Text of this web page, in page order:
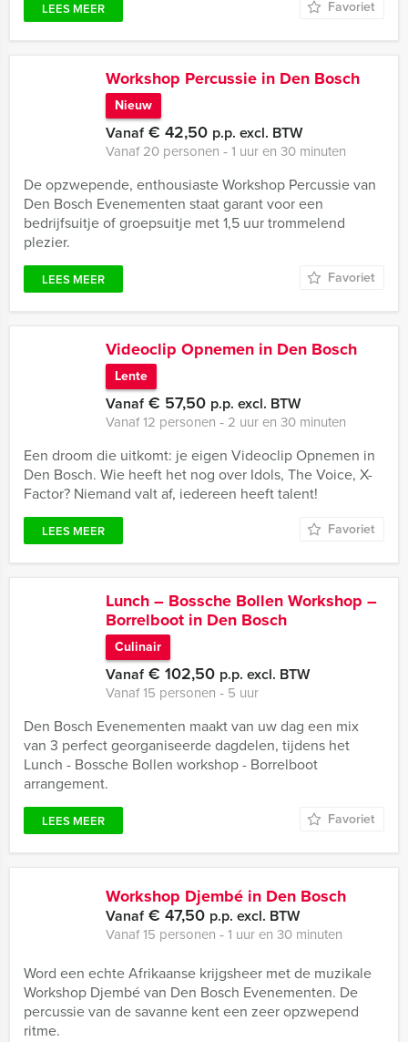
LEES MEER Favoriet
Workshop Percussie in Den Bosch
Nieuw
Vanaf€ 42,50 p.p. excl. BTW
Vanaf 20 personen ‐ 1 uur en 30 minuten
De opzwepende, enthousiaste Workshop Percussie van
Den Bosch Evenementen staat garant voor een
bedrijfsuitje of groepsuitje met 1,5 uur trommelend
plezier.
LEES MEER Favoriet
Videoclip Opnemen in Den Bosch
Lente
Vanaf€ 57,50 p.p. excl. BTW
Vanaf 12 personen ‐ 2 uur en 30 minuten
Een droom die uitkomt: je eigen Videoclip Opnemen in
Den Bosch. Wie heeft het nog over Idols, The Voice, X-
Factor? Niemand valt af, iedereen heeft talent!
LEES MEER Favoriet
Lunch – Bossche Bollen Workshop –
Borrelboot in Den Bosch
Culinair
Vanaf€ 102,50 p.p. excl. BTW
Vanaf 15 personen ‐ 5 uur
Den Bosch Evenementen maakt van uw dag een mix
van 3 perfect georganiseerde dagdelen, tijdens het
Lunch - Bossche Bollen workshop - Borrelboot
arrangement.
LEES MEER Favoriet
Workshop Djembé in Den Bosch
Vanaf€ 47,50 p.p. excl. BTW
Vanaf 15 personen ‐ 1 uur en 30 minuten
Word een echte Afrikaanse krijgsheer met de muzikale
Workshop Djembé van Den Bosch Evenementen. De
percussie van de savanne kent een zeer opzwepend
ritme.